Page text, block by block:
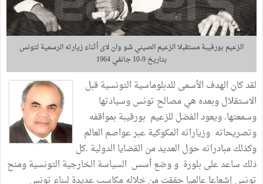
الزعيم بورقيبة مستقبلا الزعيم الصيني شو وان لاى أثناء زيارته الرسمية لتونس
بتاريخ 9-10 جانفي 1964
لقد كان الهدف الأسمى للدبلوماسية التونسية قبل
الاستقلال وبعده هي مصالح تونس وسيادتها
وسمعتها. ويعود الفضل للزعيم بورقيبة بمواقفه
وتصريحاته وزياراته المكوكية عبر عواصم العالم
وكذلك مبادراته حول العديد من القضايا الدولية .كل
ذلك ساعد على بلورة و وضع أسس السياسة الخارجية التونسية ومنح